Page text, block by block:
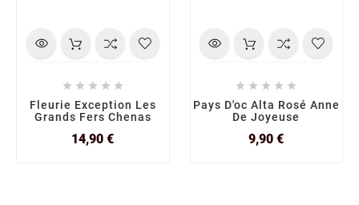
    
Fleurie Exception Les
Grands Fers Chenas
14,90 €Prix
    
Pays D'oc Alta Rosé Anne
De Joyeuse
9,90 €Prix